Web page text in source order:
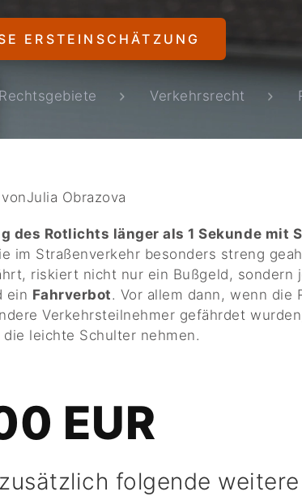
ERSTEINSCHÄTZUNG
Rechtsgebiete Verkehrsrecht
vonJulia Obrazova
des Rotlichts länger als 1 Sekunde mit
im Straßenverkehr besonders streng
riskiert nicht nur ein Bußgeld, sondern
ein Fahrverbot. Vor allem dann, wenn die
Verkehrsteilnehmer gefährdet
leichte Schulter nehmen.
EUR
folgende